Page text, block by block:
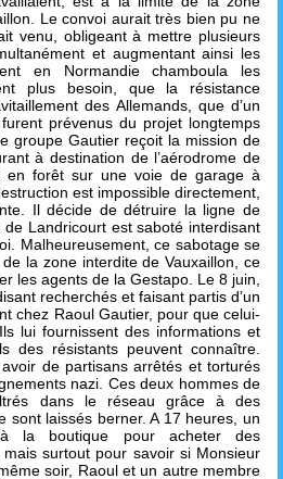
Le convoi aurait très bien pu ne
venu, obligeant à mettre plusieurs
et augmentant ainsi les
en Normandie chamboula les
plus besoin, que la résistance
des Allemands, que d’un
prévenus du projet longtemps
groupe Gautier reçoit la mission de
à destination de l’aérodrome de
en forêt sur une voie de garage à
est impossible directement,
Il décide de détruire la ligne de
de Landricourt est saboté interdisant
Malheureusement, ce sabotage se
la zone interdite de Vauxaillon, ce
les agents de la Gestapo. Le 8 juin,
recherchés et faisant partis d’un
chez Raoul Gautier, pour que celui-
lui fournissent des informations et
des résistants peuvent connaître.
de partisans arrêtés et torturés
nazi. Ces deux hommes de
dans le réseau grâce à des
sont laissés berner. A 17 heures, un
la boutique pour acheter des
surtout pour savoir si Monsieur
soir, Raoul et un autre membre